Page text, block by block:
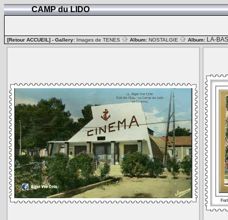
CAMP du LIDO
[Retour ACCUEIL] - Gallery: Images de TENES Album: NOSTALGIE Album: LA-BAS